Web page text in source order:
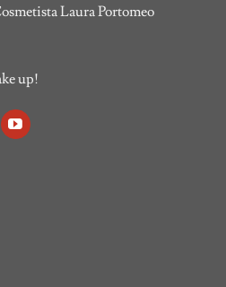
Laura Portomeo
up!